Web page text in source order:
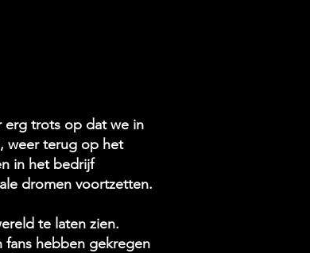
erg trots op dat we in
weer terug op het
in het bedrijf
dromen voortzetten.
te laten zien.
fans hebben gekregen